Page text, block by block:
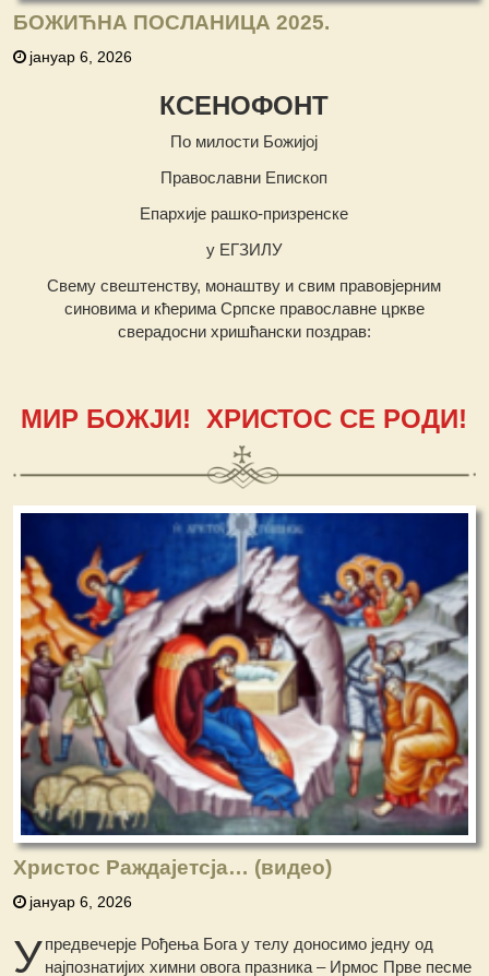
БОЖИЋНА ПОСЛАНИЦА 2025.
јануар 6, 2026
КСЕНОФОНТ
По милости Божијој
Православни Епископ
Епархије рашко-призренске
у ЕГЗИЛУ
Свему свештенству, монаштву и свим правовјерним
синовима и кћерима Српске православне цркве
сверадосни хришћански поздрав:
МИР БОЖЈИ! ХРИСТОС СЕ РОДИ!
Христос Раждајетсја… (видео)
јануар 6, 2026
Упредвечерје Рођења Бога у телу доносимо једну од
најпознатијих химни овога празника – Ирмос Прве песме